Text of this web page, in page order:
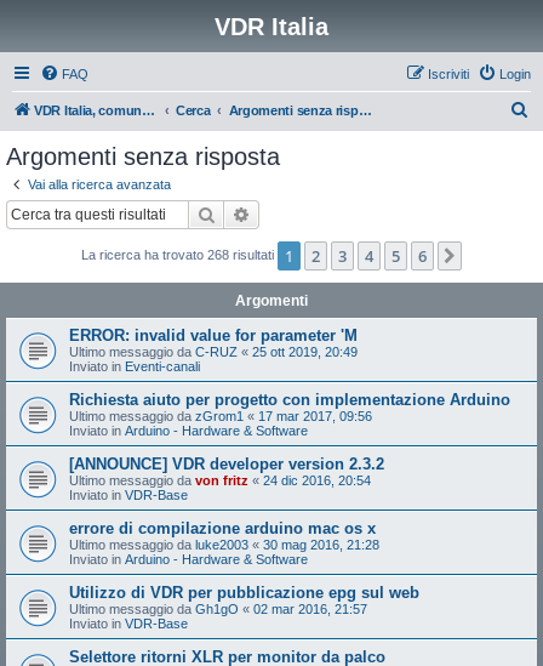
VDR Italia
FAQ Login
Iscriviti
VDR Italia, comunità italiana utilizzatori VDR Cerca Argomenti senza risposta
Argomenti senza risposta
Vai alla ricerca avanzata
Cerca
La ricerca ha trovato 268 risultati 1 2 3 4 5 6
Argomenti
ERROR: invalid value for parameter 'M
Ultimo messaggio da C-RUZ « 25 ott 2019, 20:49
Inviato in Eventi-canali
Richiesta aiuto per progetto con implementazione Arduino
Ultimo messaggio da zGrom1 « 17 mar 2017, 09:56
Inviato in Arduino - Hardware & Software
[ANNOUNCE] VDR developer version 2.3.2
Ultimo messaggio da von fritz « 24 dic 2016, 20:54
Inviato in VDR-Base
errore di compilazione arduino mac os x
Ultimo messaggio da luke2003 « 30 mag 2016, 21:28
Inviato in Arduino - Hardware & Software
Utilizzo di VDR per pubblicazione epg sul web
Ultimo messaggio da Gh1gO « 02 mar 2016, 21:57
Inviato in VDR-Base
Selettore ritorni XLR per monitor da palco